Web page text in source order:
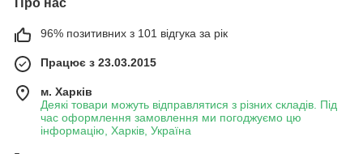
96% позитивних з 101 відгука за рік
Працює з 23.03.2015
м. Харків
Деякі товари можуть відправлятися з різних складів. Під
час оформлення замовлення ми погоджуємо цю
інформацію, Харків, Україна